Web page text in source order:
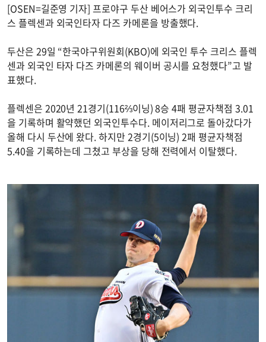
[OSEN=길준영 기자] 프로야구 두산 베어스가 외국인투수 크리
스 플렉센과 외국인타자 다즈 카메론을 방출했다.
두산은 29일 “한국야구위원회(KBO)에 외국인 투수 크리스 플렉
센과 외국인 타자 다즈 카메론의 웨이버 공시를 요청했다”고 발
표했다.
플렉센은 2020년 21경기(116⅔이닝) 8승 4패 평균자책점 3.01
을 기록하며 활약했던 외국인투수다. 메이저리그로 돌아갔다가
올해 다시 두산에 왔다. 하지만 2경기(5이닝) 2패 평균자책점
5.40을 기록하는데 그쳤고 부상을 당해 전력에서 이탈했다.